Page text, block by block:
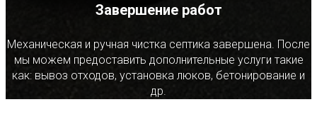
Завершение работ
Механическая и ручная чистка септика завершена. После
мы можем предоставить дополнительные услуги такие
как: вывоз отходов, установка люков, бетонирование и
др.